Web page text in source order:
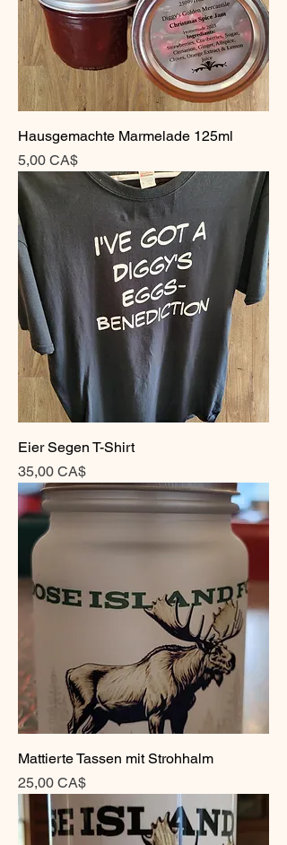
Hausgemachte Marmelade 125ml
Preis
5,00 CA$
Eier Segen T-Shirt
Preis
35,00 CA$
Mattierte Tassen mit Strohhalm
Preis
25,00 CA$